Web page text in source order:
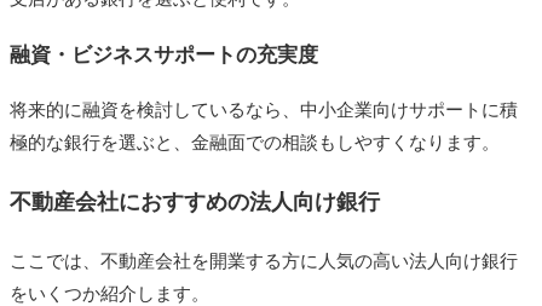
融資・ビジネスサポートの充実度
将来的に融資を検討しているなら、中小企業向けサポートに積
極的な銀行を選ぶと、金融面での相談もしやすくなります。
不動産会社におすすめの法人向け銀行
ここでは、不動産会社を開業する方に人気の高い法人向け銀行
をいくつか紹介します。